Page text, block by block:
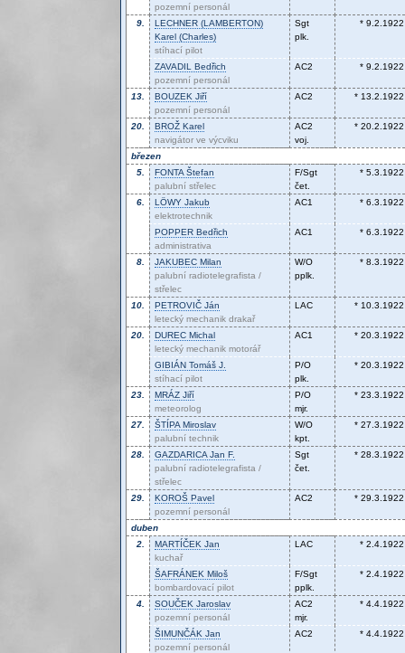
pozemní personál
9.
LECHNER (LAMBERTON)
Karel (Charles)
stíhací pilot
Sgt
plk.
* 9.2.1922
ZAVADIL
Bedřich
pozemní personál
AC2 * 9.2.1922
13. BOUZEK Jiří
pozemní personál
AC2 * 13.2.1922
20. BROŽ Karel
navigátor ve výcviku
AC2
voj.
* 20.2.1922
březen
5.
FONTA Štefan
palubní střelec
F/Sgt
čet.
* 5.3.1922
6. LÖWY Jakub
elektrotechnik
AC1 * 6.3.1922
POPPER Bedřich
administrativa
AC1 * 6.3.1922
8. JAKUBEC Milan
palubní radiotelegrafista /
střelec
W/O
pplk.
* 8.3.1922
10. PETROVIČ Ján
letecký mechanik drakař
LAC * 10.3.1922
20. DUREC Michal
letecký mechanik motorář
AC1 * 20.3.1922
GIBIÁN Tomáš J.
stíhací pilot
P/O
plk.
* 20.3.1922
23. MRÁZ Jiří
meteorolog
P/O
mjr.
* 23.3.1922
27. ŠTÍPA Miroslav
palubní technik
W/O
kpt.
* 27.3.1922
28. GAZDARICA Jan F.
palubní radiotelegrafista /
střelec
Sgt
čet.
* 28.3.1922
29. KOROŠ Pavel
pozemní personál
AC2 * 29.3.1922
duben
2.
MARTÍČEK Jan
kuchař
LAC * 2.4.1922
ŠAFRÁNEK Miloš
bombardovací pilot
F/Sgt
pplk.
* 2.4.1922
4. SOUČEK Jaroslav
pozemní personál
AC2
mjr.
* 4.4.1922
ŠIMUNČÁK Jan
pozemní personál
AC2 * 4.4.1922